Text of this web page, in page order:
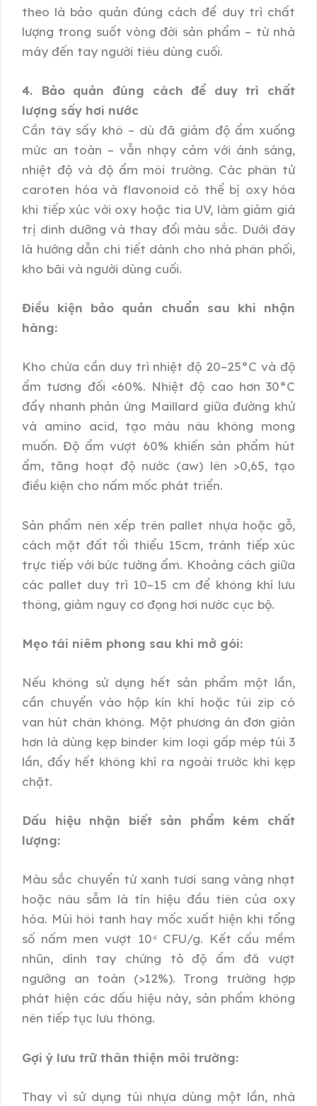
theo là bảo quản đúng cách để duy trì chất
lượng trong suốt vòng đời sản phẩm – từ nhà
máy đến tay người tiêu dùng cuối.
4. Bảo quản đúng cách để duy trì chất
lượng sấy hơi nước
Cần tây sấy khô – dù đã giảm độ ẩm xuống
mức an toàn – vẫn nhạy cảm với ánh sáng,
nhiệt độ và độ ẩm môi trường. Các phân tử
caroten hóa và flavonoid có thể bị oxy hóa
khi tiếp xúc với oxy hoặc tia UV, làm giảm giá
trị dinh dưỡng và thay đổi màu sắc. Dưới đây
là hướng dẫn chi tiết dành cho nhà phân phối,
kho bãi và người dùng cuối.
Điều kiện bảo quản chuẩn sau khi nhận
hàng:
Kho chứa cần duy trì nhiệt độ 20–25°C và độ
ẩm tương đối <60%. Nhiệt độ cao hơn 30°C
đẩy nhanh phản ứng Maillard giữa đường khử
và amino acid, tạo màu nâu không mong
muốn. Độ ẩm vượt 60% khiến sản phẩm hút
ẩm, tăng hoạt độ nước (aw) lên >0,65, tạo
điều kiện cho nấm mốc phát triển.
Sản phẩm nên xếp trên pallet nhựa hoặc gỗ,
cách mặt đất tối thiểu 15cm, tránh tiếp xúc
trực tiếp với bức tường ẩm. Khoảng cách giữa
các pallet duy trì 10–15 cm để không khí lưu
thông, giảm nguy cơ đọng hơi nước cục bộ.
Mẹo tái niêm phong sau khi mở gói:
Nếu không sử dụng hết sản phẩm một lần,
cần chuyển vào hộp kín khí hoặc túi zip có
van hút chân không. Một phương án đơn giản
hơn là dùng kẹp binder kim loại gấp mép túi 3
lần, đẩy hết không khí ra ngoài trước khi kẹp
chặt.
Dấu hiệu nhận biết sản phẩm kém chất
lượng:
Màu sắc chuyển từ xanh tươi sang vàng nhạt
hoặc nâu sẫm là tín hiệu đầu tiên của oxy
hóa. Mùi hôi tanh hay mốc xuất hiện khi tổng
số nấm men vượt 10⁴ CFU/g. Kết cấu mềm
nhũn, dính tay chứng tỏ độ ẩm đã vượt
ngưỡng an toàn (>12%). Trong trường hợp
phát hiện các dấu hiệu này, sản phẩm không
nên tiếp tục lưu thông.
Gợi ý lưu trữ thân thiện môi trường:
Thay vì sử dụng túi nhựa dùng một lần, nhà